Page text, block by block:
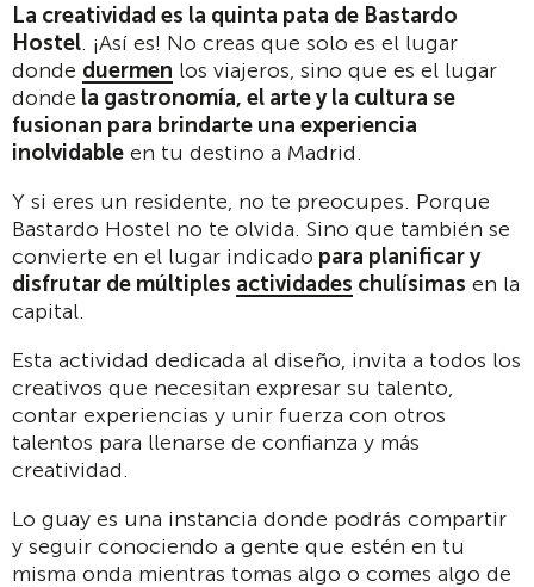
La creatividad es la quinta pata de Bastardo
Hostel. ¡Así es! No creas que solo es el lugar
donde duermen los viajeros, sino que es el lugar
donde la gastronomía, el arte y la cultura se
fusionan para brindarte una experiencia
inolvidable en tu destino a Madrid.
Y si eres un residente, no te preocupes. Porque
Bastardo Hostel no te olvida. Sino que también se
convierte en el lugar indicado para planificar y
disfrutar de múltiples actividades chulísimas en la
capital.
Esta actividad dedicada al diseño, invita a todos los
creativos que necesitan expresar su talento,
contar experiencias y unir fuerza con otros
talentos para llenarse de confianza y más
creatividad.
Lo guay es una instancia donde podrás compartir
y seguir conociendo a gente que estén en tu
misma onda mientras tomas algo o comes algo de